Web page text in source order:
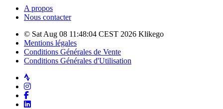
A propos
Nous contacter
© Sat Aug 08 11:48:04 CEST 2026 Klikego
Mentions légales
Conditions Générales de Vente
Conditions Générales d'Utilisation
Strava
Instagram
Facebook
LinkedIn